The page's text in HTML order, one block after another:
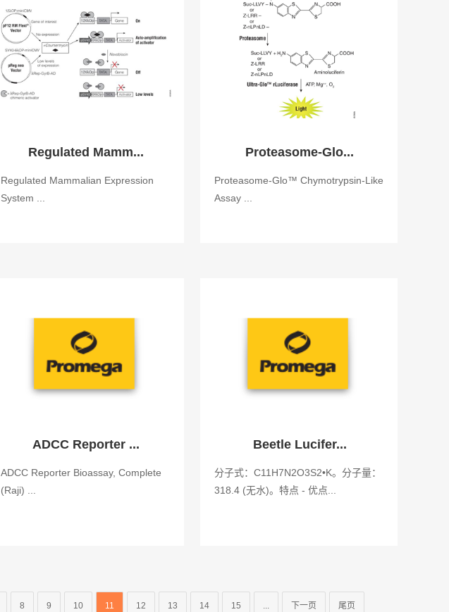
Regulated Mamm...
Regulated Mammalian Expression
System ...
Proteasome-Glo...
Proteasome-Glo™ Chymotrypsin-Like
Assay ...
ADCC Reporter ...
ADCC Reporter Bioassay, Complete
(Raji) ...
Beetle Lucifer...
分子式：C11H7N2O3S2•K。分子量：
318.4 (无水)。特点 - 优点...
8 9 10 11 12 13 14 15 ... 下一页 尾页